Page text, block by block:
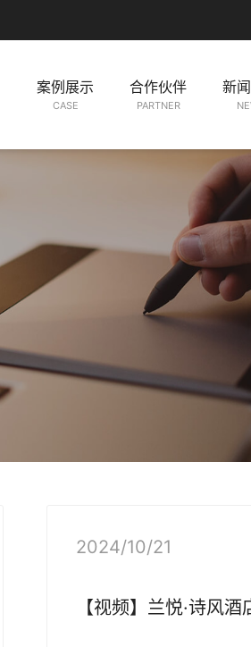
案例展示
CASE
合作伙伴
PARTNER
新
2024/10/21
【视频】兰悦·诗风酒